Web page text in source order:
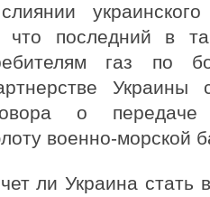
последний в
газ по
о
военно-морской
ли Украина стать